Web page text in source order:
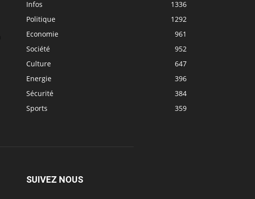
Infos
1336
Politique
1292
Economie
961
Société
952
Culture
647
Energie
396
Sécurité
384
Sports
359
SUIVEZ NOUS